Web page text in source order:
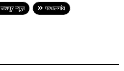
जशपुर न्यूज़ पत्थलगांव